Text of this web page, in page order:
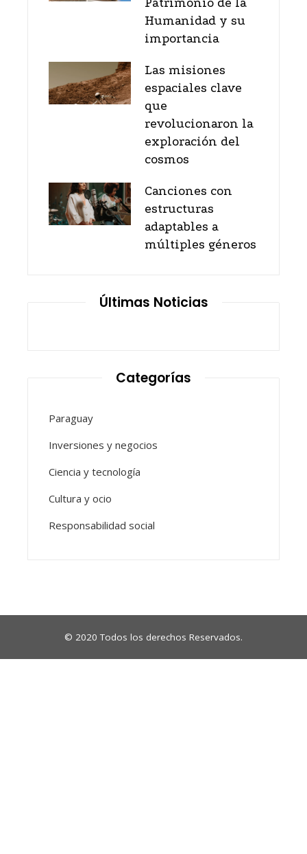
Humanidad y su
importancia
Las misiones
espaciales clave
que
revolucionaron la
exploración del
cosmos
Canciones con
estructuras
adaptables a
múltiples géneros
Últimas Noticias
Categorías
Paraguay
Inversiones y negocios
Ciencia y tecnología
Cultura y ocio
Responsabilidad social
© 2020 Todos los derechos Reservados.